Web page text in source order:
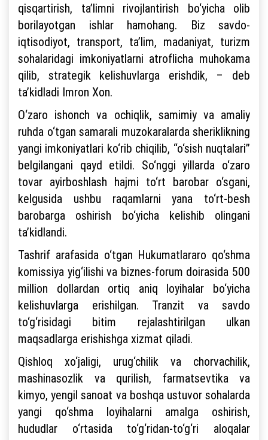
qisqartirish, ta’limni rivojlantirish bo‘yicha olib
borilayotgan ishlar hamohang. Biz savdo-
iqtisodiyot, transport, ta’lim, madaniyat, turizm
sohalaridagi imkoniyatlarni atroflicha muhokama
qilib, strategik kelishuvlarga erishdik, – deb
ta’kidladi Imron Xon.
O‘zaro ishonch va ochiqlik, samimiy va amaliy
ruhda o‘tgan samarali muzokaralarda sheriklikning
yangi imkoniyatlari ko‘rib chiqilib, “o‘sish nuqtalari”
belgilangani qayd etildi. So‘nggi yillarda o‘zaro
tovar ayirboshlash hajmi to‘rt barobar o‘sgani,
kelgusida ushbu raqamlarni yana to‘rt-besh
barobarga oshirish bo‘yicha kelishib olingani
ta’kidlandi.
Tashrif arafasida o‘tgan Hukumatlararo qo‘shma
komissiya yig‘ilishi va biznes-forum doirasida 500
million dollardan ortiq aniq loyihalar bo‘yicha
kelishuvlarga erishilgan. Tranzit va savdo
to‘g‘risidagi bitim rejalashtirilgan ulkan
maqsadlarga erishishga xizmat qiladi.
Qishloq xo‘jaligi, urug‘chilik va chorvachilik,
mashinasozlik va qurilish, farmatsevtika va
kimyo, yengil sanoat va boshqa ustuvor sohalarda
yangi qo‘shma loyihalarni amalga oshirish,
hududlar o‘rtasida to‘g‘ridan-to‘g‘ri aloqalar